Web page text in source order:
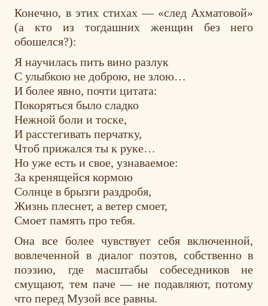
Конечно, в этих стихах — «след Ахматовой»
(а кто из тогдашних женщин без него
обошелся?):
Я научилась пить вино разлук
С улыбкою не доброю, не злою…
И более явно, почти цитата:
Покоряться было сладко
Нежной боли и тоске,
И расстегивать перчатку,
Чтоб прижался ты к руке…
Но уже есть и свое, узнаваемое:
За кренящейся кормою
Солнце в брызги раздробя,
Жизнь плеснет, а ветер смоет,
Смоет память про тебя.
Она все более чувствует себя включенной,
вовлеченной в диалог поэтов, собственно в
поэзию, где масштабы собеседников не
смущают, тем паче — не подавляют, потому
что перед Музой все равны.